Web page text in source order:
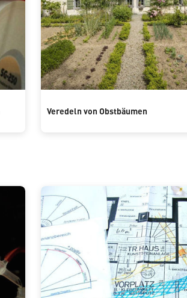
Veredeln von Obstbäumen